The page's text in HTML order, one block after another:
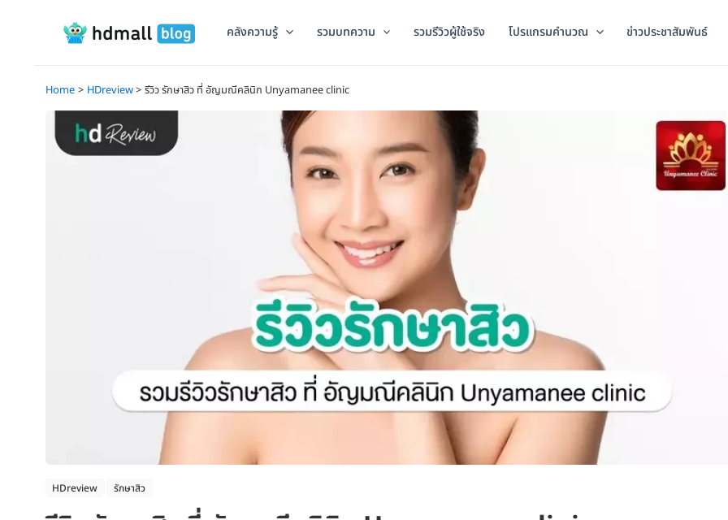
คลังความรู้ รวมบทความ รวมรีวิวผู้ใช้จริง โปรแกรมคำนวณ ข่าวประชาสัมพันธ์
Home HDreview รีวิว รักษาสิว ที่ อัญมณีคลินิก Unyamanee clinic
HDreview รักษาสิว